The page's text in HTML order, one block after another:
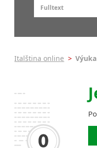
Praha 4
Praha 7
krajská města
Plzeň
malá města
Italština online >